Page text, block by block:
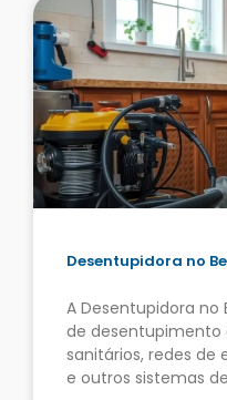
Desentupidora no
A Desentupidora
de desentupimento
sanitários, redes de
e outros sistemas